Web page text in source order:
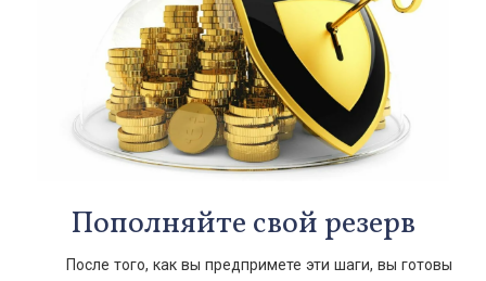
Пополняйте свой резерв
После того, как вы предпримете эти шаги, вы готовы